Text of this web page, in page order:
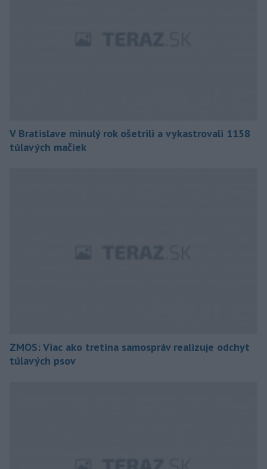
V Bratislave minulý rok ošetrili a vykastrovali 1158
túlavých mačiek
ZMOS: Viac ako tretina samospráv realizuje odchyt
túlavých psov